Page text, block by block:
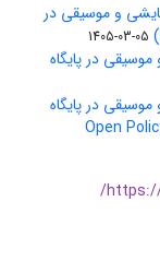
و موسیقی در
1405-03-05
در پایگاه
در پایگاه